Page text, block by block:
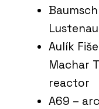
Aulík
Machar
reactor
A69 –